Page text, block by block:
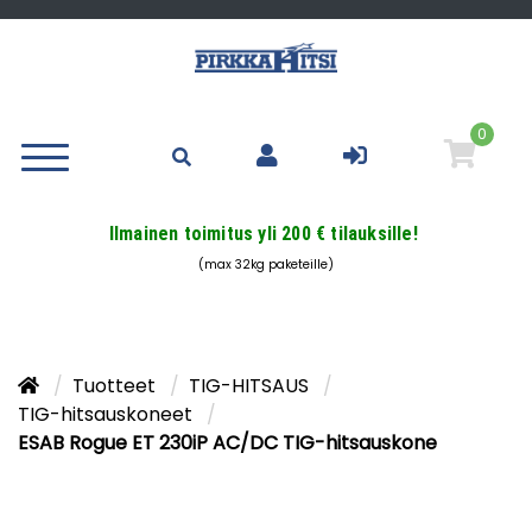
0
Ilmainen toimitus yli 200 € tilauksille!
(max 32kg paketeille)
Tuotteet
TIG-HITSAUS
TIG-hitsauskoneet
ESAB Rogue ET 230iP AC/DC TIG-hitsauskone